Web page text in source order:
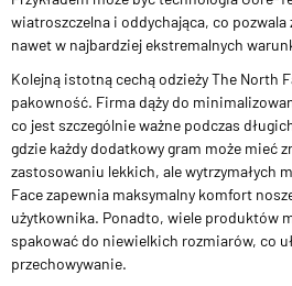
wiatroszczelna i oddychająca, co
nawet w najbardziej ekstremalnych
Kolejną istotną cechą odzieży The North
pakowność. Firma dąży do
co jest szczególnie ważne podczas
gdzie każdy dodatkowy gram może mieć
zastosowaniu lekkich, ale wytrzymałych
Face zapewnia maksymalny komfort
użytkownika. Ponadto, wiele produktów
spakować do niewielkich rozmiarów, co
przechowywanie.